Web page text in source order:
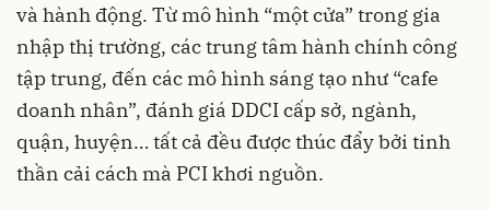
và hành động. Từ mô hình “một cửa” trong gia
nhập thị trường, các trung tâm hành chính công
tập trung, đến các mô hình sáng tạo như “cafe
doanh nhân”, đánh giá DDCI cấp sở, ngành,
quận, huyện… tất cả đều được thúc đẩy bởi tinh
thần cải cách mà PCI khơi nguồn.